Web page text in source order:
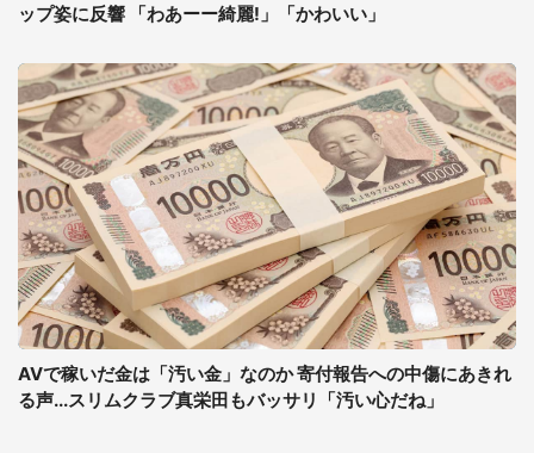
ップ姿に反響 「わあーー綺麗!」「かわいい」
AVで稼いだ金は「汚い金」なのか 寄付報告への中傷にあきれ
る声...スリムクラブ真栄田もバッサリ「汚い心だね」